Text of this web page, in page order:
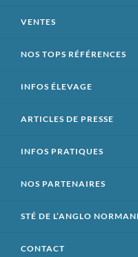
VENTES
NOS TOPS RÉFÉRENCES
INFOS ÉLEVAGE
ARTICLES DE PRESSE
INFOS PRATIQUES
NOS PARTENAIRES
STÉ DE L’ANGLO
CONTACT